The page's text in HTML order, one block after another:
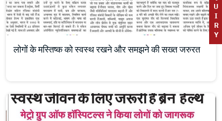
U
I
R
Y
लोगों के मस्तिष्क को स्वस्थ रखने और समझने की सख्त जरुरत